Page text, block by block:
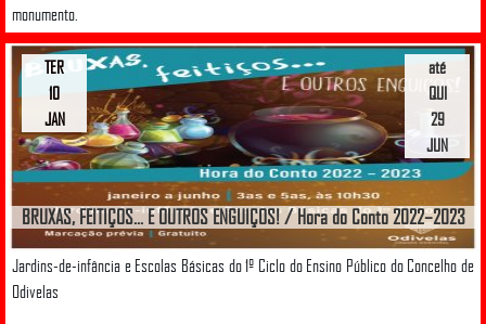
monumento.
BRUXAS, FEITIÇOS… E OUTROS ENGUIÇOS! / Hora do Conto 2022–2023
Jardins-de-infância e Escolas Básicas do 1º Ciclo do Ensino Público do Concelho de
Odivelas
até
QUI
29
JUN
TER
10
JAN